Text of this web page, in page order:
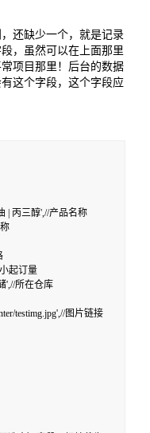
还缺少一个，就是记录
，虽然可以在上面那里
项目那里！后台的数据
这个字段，这个字段应
丙三醇',//产品名称
起订量
所在仓库
testimg.jpg',//图片链接